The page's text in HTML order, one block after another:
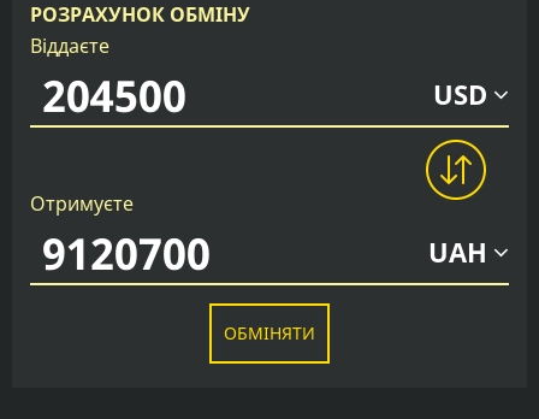
РОЗРАХУНОК ОБМІНУ
Віддаєте
USD
Отримуєте
UAH
ОБМІНЯТИ